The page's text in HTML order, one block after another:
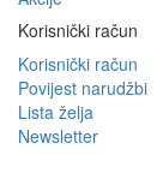
Korisnički račun
Korisnički račun
Povijest narudžbi
Lista želja
Newsletter